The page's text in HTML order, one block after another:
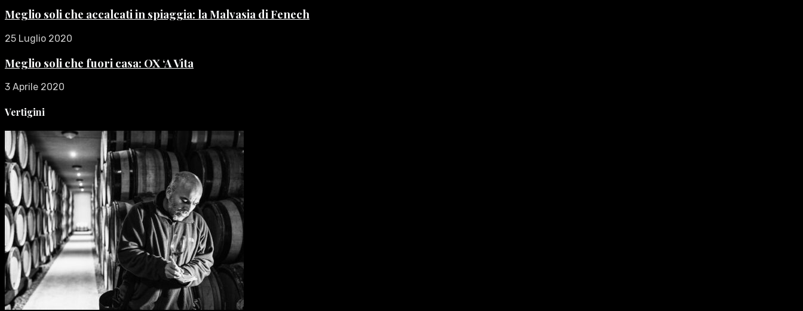
Meglio soli che accalcati in spiaggia: la Malvasia di Fenech
25 Luglio 2020
Meglio soli che fuori casa: OX ‘A Vita
3 Aprile 2020
Vertigini